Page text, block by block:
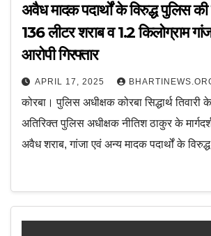
अवैध मादक पदार्थों के विरुद्ध पुलिस की
136 लीटर शराब व 1.2 किलोग्राम
आरोपी गिरफ्तार
APRIL 17, 2025
कोरबा। पुलिस अधीक्षक कोरबा सिद्धार्थ तिवारी
अतिरिक्त पुलिस अधीक्षक नीतिश ठाकुर के
अवैध शराब, गांजा एवं अन्य मादक पदार्थों के